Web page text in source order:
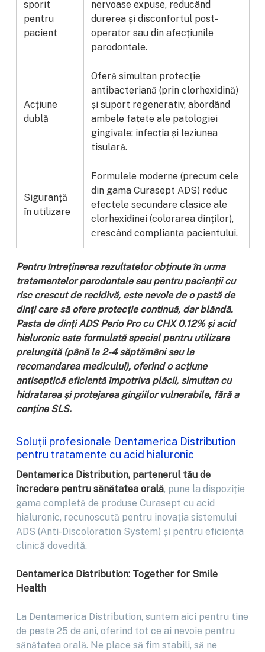
sporit
pentru
pacient
nervoase expuse, reducând
durerea și disconfortul post-
operator sau din afecțiunile
parodontale.
Acțiune
dublă
Oferă simultan protecție
antibacteriană (prin clorhexidină)
și suport regenerativ, abordând
ambele fațete ale patologiei
gingivale: infecția și leziunea
tisulară.
Siguranță
în utilizare
Formulele moderne (precum cele
din gama Curasept ADS) reduc
efectele secundare clasice ale
clorhexidinei (colorarea dinților),
crescând complianța pacientului.
Pentru întreținerea rezultatelor obținute în urma
tratamentelor parodontale sau pentru pacienții cu
risc crescut de recidivă, este nevoie de o pastă de
dinți care să ofere protecție continuă, dar blândă.
Pasta de dinți ADS Perio Pro cu CHX 0.12% și acid
hialuronic este formulată special pentru utilizare
prelungită (până la 2-4 săptămâni sau la
recomandarea medicului), oferind o acțiune
antiseptică eficientă împotriva plăcii, simultan cu
hidratarea și protejarea gingiilor vulnerabile, fără a
conține SLS.
Soluții profesionale Dentamerica Distribution
pentru tratamente cu acid hialuronic
Dentamerica Distribution, partenerul tău de
încredere pentru sănătatea orală, pune la dispoziție
gama completă de produse Curasept cu acid
hialuronic, recunoscută pentru inovația sistemului
ADS (Anti-Discoloration System) și pentru eficiența
clinică dovedită.
Dentamerica Distribution: Together for Smile
Health
La Dentamerica Distribution, suntem aici pentru tine
de peste 25 de ani, oferind tot ce ai nevoie pentru
sănătatea orală. Ne place să fim stabili, să ne